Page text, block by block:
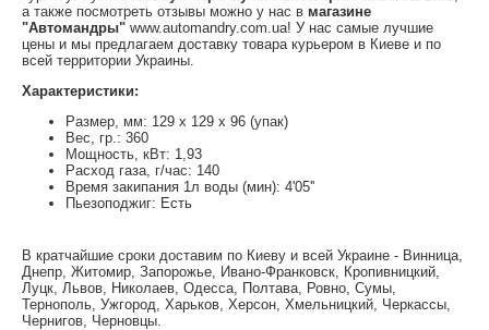
а также посмотреть отзывы можно у нас в магазине
"Автомандры" www.automandry.com.ua! У нас самые лучшие
цены и мы предлагаем доставку товара курьером в Киеве и по
всей территории Украины.
Характеристики:
Размер, мм: 129 x 129 x 96 (упак)
Вес, гр.: 360
Мощность, кВт: 1,93
Расход газа, г/час: 140
Время закипания 1л воды (мин): 4'05''
Пьезоподжиг: Есть
В кратчайшие сроки доставим по Киеву и всей Украине - Винница,
Днепр, Житомир, Запорожье, Ивано-Франковск, Кропивницкий,
Луцк, Львов, Николаев, Одесса, Полтава, Ровно, Сумы,
Тернополь, Ужгород, Харьков, Херсон, Хмельницкий, Черкассы,
Чернигов, Черновцы.